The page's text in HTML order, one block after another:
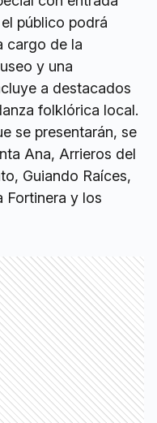
público podrá
cargo de la
y una
a destacados
folklórica local.
se presentarán, se
Ana, Arrieros del
Guiando Raíces,
Fortinera y los